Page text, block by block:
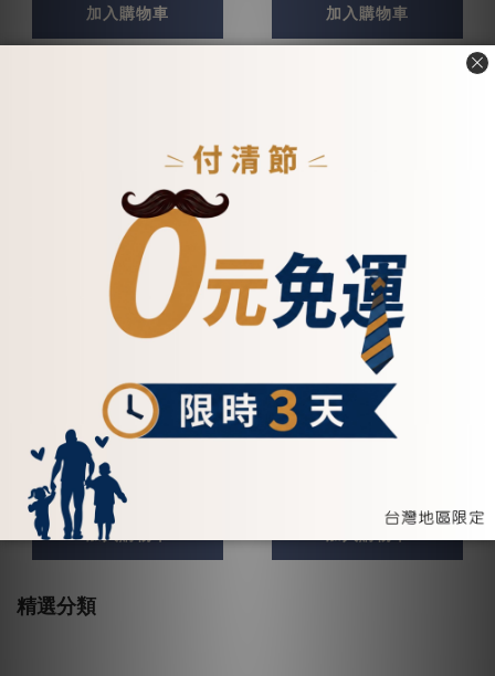
加入購物車 加入購物車
拼接斜口真皮斜背包 -
NT$5,500
看其他 2 個選項
加入購物車
真皮經典款雙口袋小背包-
六色(5241)
NT$4,500
精選分類